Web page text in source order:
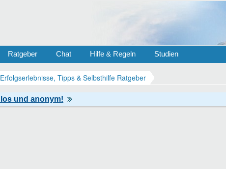
Ratgeber Chat Hilfe & Regeln Studien
Erfolgserlebnisse, Tipps & Selbsthilfe Ratgeber